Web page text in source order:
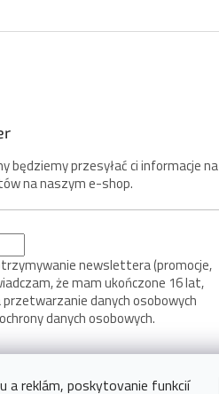
a reklám, poskytovanie funkcií
będziemy przesyłać ci informacje na
na naszym e-shop.
newslettera (promocje,
że mam ukończone 16 lat,
danych osobowych
danych osobowych.